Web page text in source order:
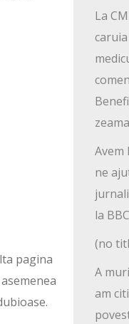
pagina
La
Avem
ne
la BBC
(no
A
am